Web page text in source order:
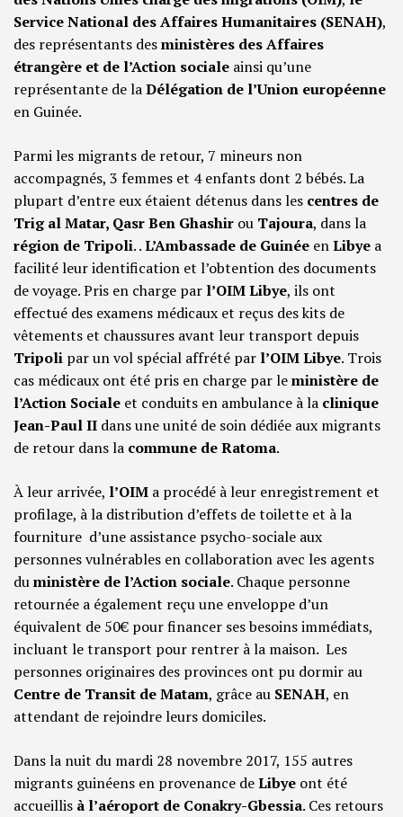
Service National des Affaires Humanitaires (SENAH),
des représentants desministères des Affaires
étrangère et de l’Action sociale ainsi qu’une
représentante de laDélégation de l’Union européenne
en Guinée.
Parmi les migrants de retour, 7 mineurs non
accompagnés, 3 femmes et 4 enfants dont 2 bébés. La
plupart d’entre eux étaient détenus dans les centres de
Trig al Matar, Qasr Ben Ghashir ou Tajoura, dans la
région de Tripoli. .L’Ambassade de Guinée enLibye a
facilité leur identification et l’obtention des documents
de voyage. Pris en charge par l’OIM Libye, ils ont
effectué des examens médicaux et reçus des kits de
vêtements et chaussures avant leur transport depuis
Tripoli par un vol spécial affrété par l’OIM Libye. Trois
cas médicaux ont été pris en charge par leministère de
l’Action Sociale et conduits en ambulance à la clinique
Jean-Paul II dans une unité de soin dédiée aux migrants
de retour dans la commune de Ratoma.
À leur arrivée, l’OIM a procédé à leur enregistrement et
profilage, à la distribution d’effets de toilette et à la
fourniture d’une assistance psycho-sociale aux
personnes vulnérables en collaboration avec les agents
duministère de l’Action sociale. Chaque personne
retournée a également reçu une enveloppe d’un
équivalent de 50€ pour financer ses besoins immédiats,
incluant le transport pour rentrer à la maison. Les
personnes originaires des provinces ont pu dormir au
Centre de Transit de Matam, grâce au SENAH, en
attendant de rejoindre leurs domiciles.
Dans la nuit du mardi 28 novembre 2017, 155 autres
migrants guinéens en provenance deLibye ont été
accueillis à l’aéroport de Conakry-Gbessia. Ces retours